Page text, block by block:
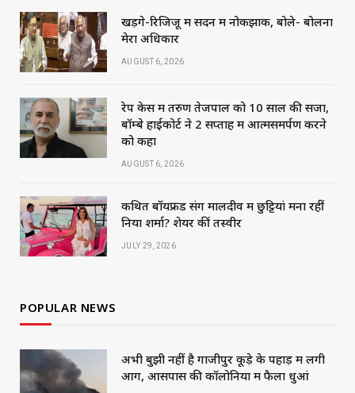
खड़गे-रिजिजू में सदन में नोकझोंक, बोले- बोलना
मेरा अधिकार
AUGUST 6, 2026
रेप केस में तरुण तेजपाल को 10 साल की सजा,
बॉम्बे हाईकोर्ट ने 2 सप्ताह में आत्मसमर्पण करने
को कहा
AUGUST 6, 2026
कथित बॉयफ्रेंड संग मालदीव में छुट्टियां मना रहीं
निया शर्मा? शेयर कीं तस्वीरें
JULY 29, 2026
POPULAR NEWS
अभी बुझी नहीं है गाजीपुर कूड़े के पहाड़ में लगी
आग, आसपास की कॉलोनियों में फैला धुआं